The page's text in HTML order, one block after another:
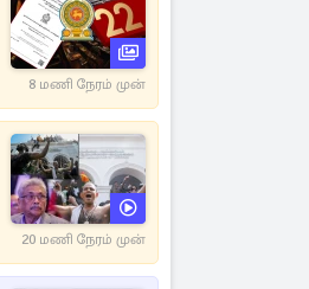
8 மணி நேரம் முன்
20 மணி நேரம் முன்